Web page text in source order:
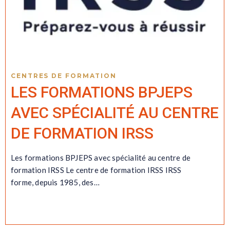
CENTRES DE FORMATION
LES FORMATIONS BPJEPS
AVEC SPÉCIALITÉ AU CENTRE
DE FORMATION IRSS
Les formations BPJEPS avec spécialité au centre de
formation IRSS Le centre de formation IRSS IRSS
forme, depuis 1985, des…